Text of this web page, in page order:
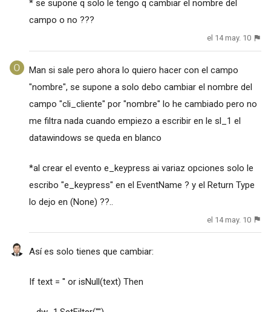
* se supone q solo le tengo q cambiar el nombre del
campo o no ???
el 14 may. 10
Man si sale pero ahora lo quiero hacer con el campo
"nombre", se supone a solo debo cambiar el nombre del
campo "cli_cliente" por "nombre" lo he cambiado pero no
me filtra nada cuando empiezo a escribir en le sl_1 el
datawindows se queda en blanco
*al crear el evento e_keypress ai variaz opciones solo le
escribo "e_keypress" en el EventName ? y el Return Type
lo dejo en (None) ??..
el 14 may. 10
Así es solo tienes que cambiar:
If text = '' or isNull(text) Then